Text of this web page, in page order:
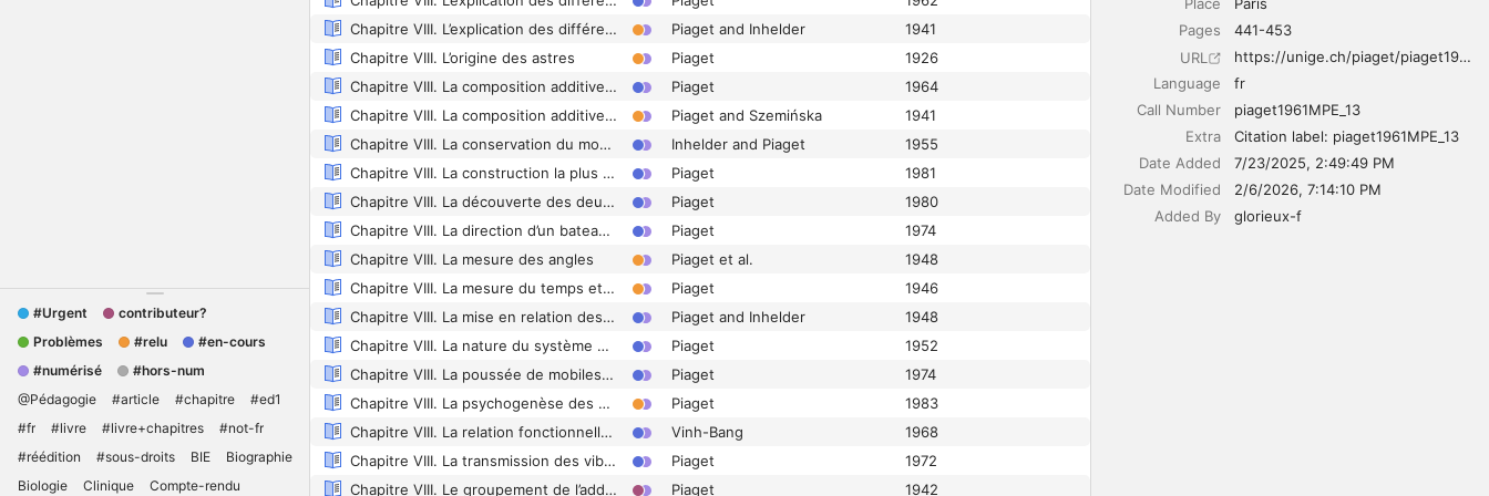
#Urgent
contributeur?
Problèmes
#relu
#en-cours
#numérisé
#hors-num
@Pédagogie
#article #chapitre
#ed1
#fr
#livre #livre+chapitres
#not-fr
#réédition
#sous-droits BIE
Biographie
Biologie
Clinique Compte-rendu
Chapitre VIII. L’explication des différences de densité
Piaget and Inhelder
1941
Chapitre VIII. L’origine des astres
Piaget
1926
Chapitre VIII. La composition additive des nombres et les relations arithmétiques de partie à tout
Piaget
1964
Chapitre VIII. La composition additive des nombres et les relations arithmétiques de partie à tout
Piaget and Szemińska
1941
Chapitre VIII. La conservation du mouvement dans le plan horizontal
Inhelder and Piaget
1955
Chapitre VIII. La construction la plus grande au moyen des mêmes objets
Piaget
1981
Chapitre VIII. La découverte des deux sortes de règles suivies par un partenaire
Piaget
1980
Chapitre VIII. La direction d’un bateau au moyen d’un gouvernail ou d’une voile
Piaget
1974
Chapitre VIII. La mesure des angles
Piaget et al.
1948
Chapitre VIII. La mesure du temps et l’isochronisme des durées successives
Piaget
1946
Chapitre VIII. La mise en relation des perspectives
Piaget and Inhelder
1948
Chapitre VIII. La nature du système des opérations bivalentes
Piaget
1952
Chapitre VIII. La poussée de mobiles de formes différentes
Piaget
1974
Chapitre VIII. La psychogenèse des connaissances physiques
Piaget
1983
Chapitre VIII. La relation fonctionnelle entre l’augmentation et la diminution des deux cotés d’un rectangle de périmètre constant. Les transformations du périmètre d’un carré
Vinh-Bang
1968
Chapitre VIII. La transmission des vibrations entre deux diapasons
Piaget
1972
Chapitre VIII. Le groupement de l’addition secondaire des relations symétriques (Groupement VI)
Piaget 1942
Pages
441-453
URL
https://unige.ch/piaget/piaget1961MPE_13
Language
fr
Call Number
piaget1961MPE_13
Extra
Citation label: piaget1961MPE_13
Date Added
7/23/2025, 2:49:49 PM
Date Modified
2/6/2026, 7:14:10 PM
Added By
glorieux-f